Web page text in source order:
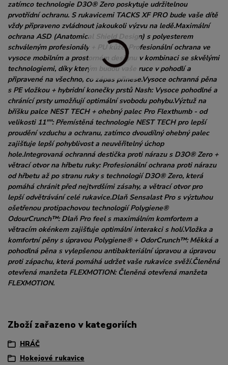
zatímco technologie D3O® Zero poskytuje udržitelnou
prvotřídní ochranu. S rukavicemi TACKS XF PRO bude vaše dítě
vždy připraveno zvládnout jakoukoli výzvu na ledě.Maximální
ochrana ASD (Anatomical Shield Design) s polyesterem
schváleným profesionály + PU kůže: Profesionální ochrana ve
vysoce mobilním a prostorném designu v kombinaci se skvělými
technologiemi, díky kterým budou vaše ruce v pohodlí a
připravené na všechno, co zápas přinese.Vysoce ochranná pěna
s PE vložkou + hybridní konečky prstů Nash: Vysoce pohodlné a
chránící prsty umožňují optimální svobodu pohybu.Výztuž na
bříšku palce NEST TECH + ohebný palec Pro Flexthumb - od
velikosti 11"": Přemístěná technologie NEST TECH pro lepší
proudění vzduchu a ochranu, zatímco dvoudílný ohebný palec
zajišťuje lepší pohyblivost a neuvěřitelný úchop
hole.Integrovaná ochranná destička proti nárazu s D3O® Zero +
větrací otvor na hřbetu ruky: Profesionální ochrana proti nárazu
od hřbetu až po stranu ruky s technologií D3O® Zero, která
pomáhá chránit před nejtvrdšími zásahy, a větrací otvor pro
lepší odvětrávání celé rukavice.Dlaň Sensalast Pro s výztuhou
ošetřenou protipachovou technologií Polygiene®
OdourCrunch™: Dlaň Pro feel s maximálním komfortem a
větracím okénkem zajišťuje optimální interakci s holí.Vložka a
komfortní pěny s úpravou Polygiene® + OdorCrunch™: Měkká a
pohodlná pěna s vylepšenou antibakteriální úpravou a úpravou
proti zápachu, která pomáhá udržet vaše rukavice svěží.Členěná
otevřená manžeta FLEXMOTION: Členěná otevřená manžeta
FLEXMOTION.
Zboží zařazeno v kategoriích
HRÁČ
Hokejové rukavice